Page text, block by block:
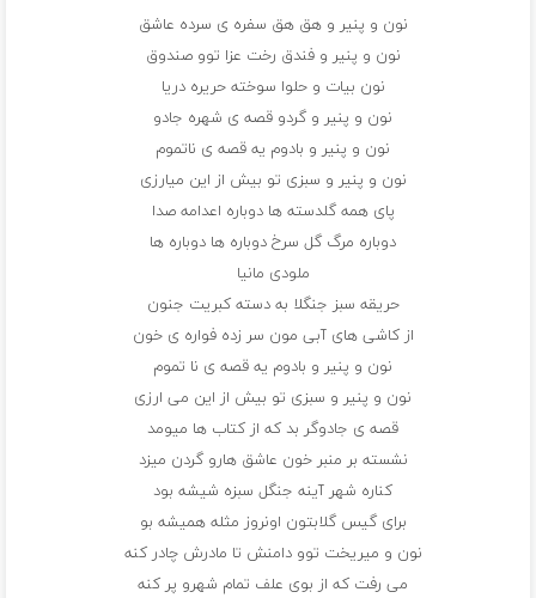
نون و پنیر و هق هق سفره ی سرده عاشق
نون و پنیر و فندق رخت عزا توو صندوق
نون بیات و حلوا سوخته حریره دریا
نون و پنیر و گردو قصه ی شهره جادو
نون و پنیر و بادوم یه قصه ی ناتموم
نون و پنیر و سبزی تو بیش از این میارزی
پای همه گلدسته ها دوباره اعدامه صدا
دوباره مرگ گل سرخ دوباره ها دوباره ها
ملودی مانیا
حریقه سبز جنگلا به دسته کبریت جنون
از کاشی های آبی مون سر زده فواره ی خون
نون و پنیر و بادوم یه قصه ی نا تموم
نون و پنیر و سبزی تو بیش از این می ارزی
قصه ی جادوگر بد که از کتاب ها میومد
نشسته بر منبر خون عاشق هارو گردن میزد
کناره شهر آینه جنگل سبزه شیشه بود
برای گیس گلابتون اونروز مثله همیشه بو
نون و میریخت توو دامنش تا مادرش چادر کنه
می رفت که از بوی علف تمام شهرو پر کنه